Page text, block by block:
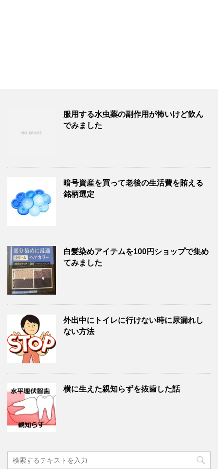
服用する水虫薬の副作用が怖いけど飲ん
でみました
暗号資産を買って老後の生活費を賄える
銘柄選定
白髪染めアイテムを100円ショップで集め
てみました
外出中にトイレに行けない時に尿漏れし
ない方法
横に生えた親知らずを抜歯した話